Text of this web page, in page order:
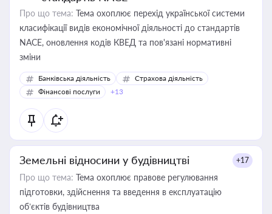
Про що тема: Тема охоплює перехід української системи
класифікації видів економічної діяльності до стандартів
NACE, оновлення кодів КВЕД та пов'язані нормативні
зміни
Банківська діяльність
Страхова діяльність
Фінансові послуги
+13
Земельні відносини у будівництві +17
Про що тема: Тема охоплює правове регулювання
підготовки, здійснення та введення в експлуатацію
об’єктів будівництва